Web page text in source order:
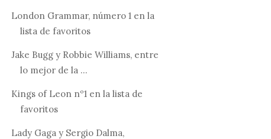
London Grammar, número 1 en la
lista de favoritos
Jake Bugg y Robbie Williams, entre
lo mejor de la ...
Kings of Leon nº1 en la lista de
favoritos
Lady Gaga y Sergio Dalma,